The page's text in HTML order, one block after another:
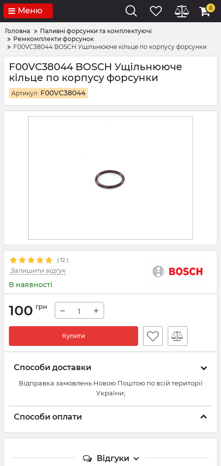
Меню 0
Головна
Паливні форсунки та комплектуючі
Ремкомплекти форсунок
F00VC38044 BOSCH Ущільнююче кільце по корпусу форсунки
F00VC38044 BOSCH Ущільнююче
кільце по корпусу форсунки
Артикул: F00VC38044
( 12 )
Залишити відгук
В наявності
100 грн − +
Купити
Способи доставки
Відправка замовлень Новою Поштою по всій території
України;
Способи оплати
Відгуки